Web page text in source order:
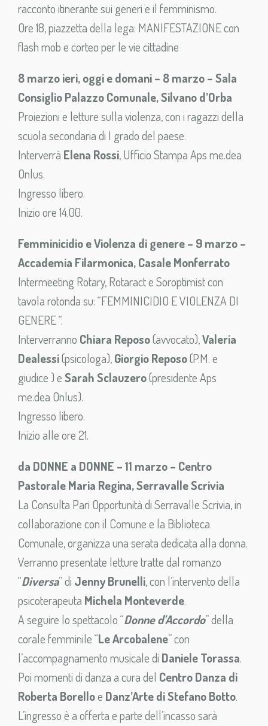
racconto itinerante sui generi e il femminismo.
Ore 18, piazzetta della lega: MANIFESTAZIONE con
flash mob e corteo per le vie cittadine
8 marzo ieri, oggi e domani – 8 marzo – Sala
Consiglio Palazzo Comunale, Silvano d’Orba
Proiezioni e letture sulla violenza, con i ragazzi della
scuola secondaria di I grado del paese.
Interverrà Elena Rossi, Ufficio Stampa Aps me.dea
Onlus.
Ingresso libero.
Inizio ore 14.00.
Femminicidio e Violenza di genere – 9 marzo –
Accademia Filarmonica, Casale Monferrato
Intermeeting Rotary, Rotaract e Soroptimist con
tavola rotonda su: “FEMMINICIDIO E VIOLENZA DI
GENERE “.
Interverranno Chiara Reposo(avvocato),Valeria
Dealessi(psicologa),Giorgio Reposo(P.M. e
giudice ) eSarah Sclauzero(presidente Aps
me.dea Onlus).
Ingresso libero.
Inizio alle ore 21.
da DONNE a DONNE – 11 marzo – Centro
Pastorale Maria Regina, Serravalle Scrivia
La Consulta Pari Opportunità di Serravalle Scrivia, in
collaborazione con il Comune e la Biblioteca
Comunale, organizza una serata dedicata alla donna.
Verranno presentate letture tratte dal romanzo
“Diversa” di Jenny Brunelli, con l’intervento della
psicoterapeuta Michela Monteverde.
A seguire lo spettacolo “Donne d’Accordo” della
corale femminile “Le Arcobalene” con
l’accompagnamento musicale di Daniele Torassa.
Poi momenti di danza a cura del Centro Danza di
Roberta Borelloe Danz’Arte di Stefano Botto.
L’ingresso è a offerta e parte dell’incasso sarà